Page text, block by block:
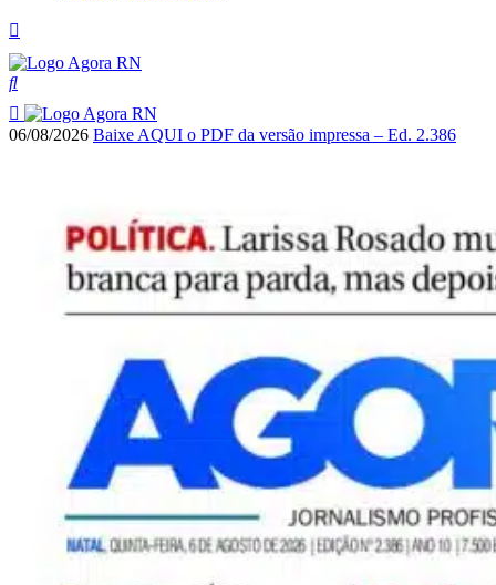
06/08/2026 Baixe AQUI o PDF da versão impressa – Ed. 2.386